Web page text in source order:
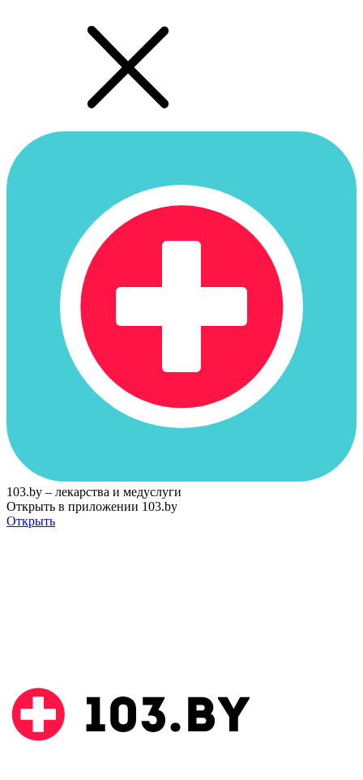
103.by – лекарства и медуслуги
Открыть в приложении 103.by
Открыть